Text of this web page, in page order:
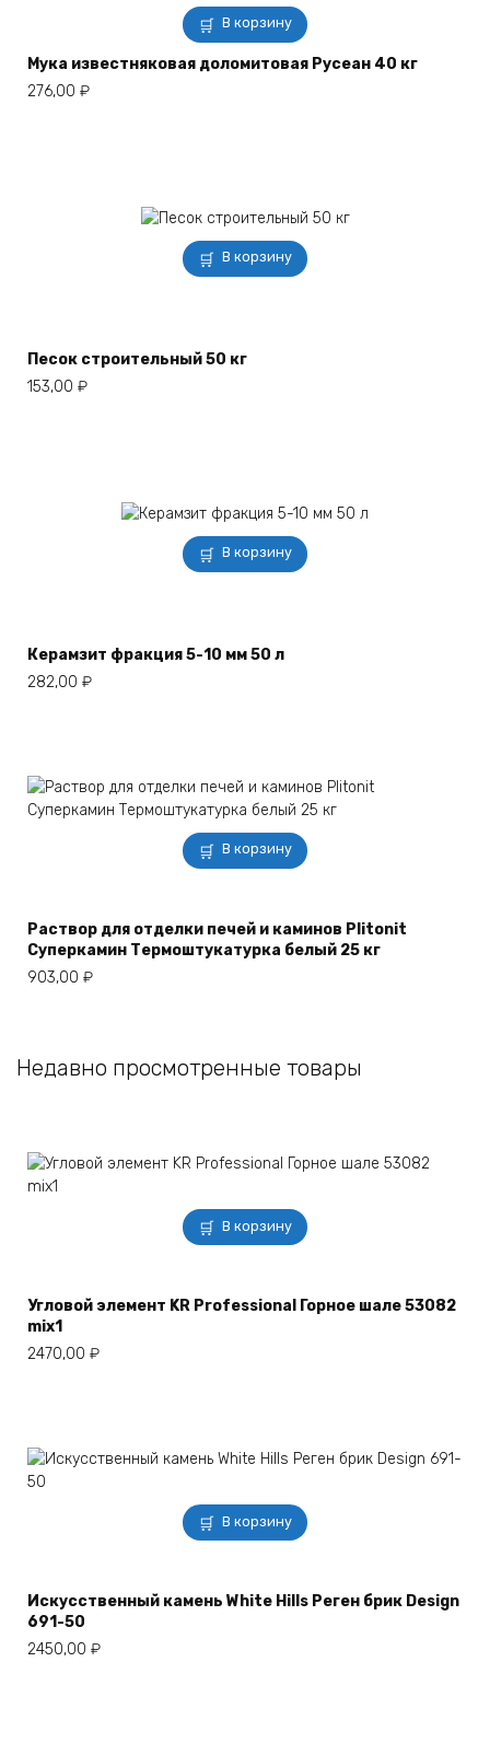
В корзину
Мука известняковая доломитовая Русеан 40 кг
276,00 ₽
В корзину
Песок строительный 50 кг
153,00 ₽
В корзину
Керамзит фракция 5-10 мм 50 л
282,00 ₽
В корзину
Раствор для отделки печей и каминов Plitonit
Суперкамин Термоштукатурка белый 25 кг
903,00 ₽
Недавно просмотренные товары
В корзину
Угловой элемент KR Professional Горное шале 53082
mix1
2470,00 ₽
В корзину
Искусственный камень White Hills Реген брик Design
691-50
2450,00 ₽